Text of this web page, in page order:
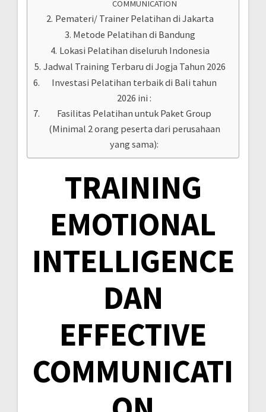
COMMUNICATION
Pemateri/ Trainer Pelatihan di Jakarta
Metode Pelatihan di Bandung
Lokasi Pelatihan diseluruh Indonesia
Jadwal Training Terbaru di Jogja Tahun 2026
Investasi Pelatihan terbaik di Bali tahun
2026 ini :
Fasilitas Pelatihan untuk Paket Group
(Minimal 2 orang peserta dari perusahaan
yang sama):
TRAINING
EMOTIONAL
INTELLIGENCE
DAN
EFFECTIVE
COMMUNICATI